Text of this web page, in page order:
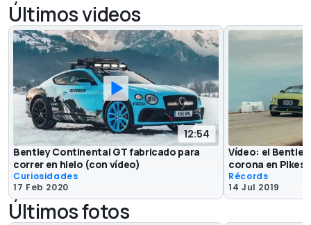
Últimos videos
12:54
Bentley Continental GT fabricado para
correr en hielo (con vídeo)
Curiosidades
17 Feb 2020
Vídeo: el
corona en Pikes
Récords
14 Jul 2019
Últimos fotos